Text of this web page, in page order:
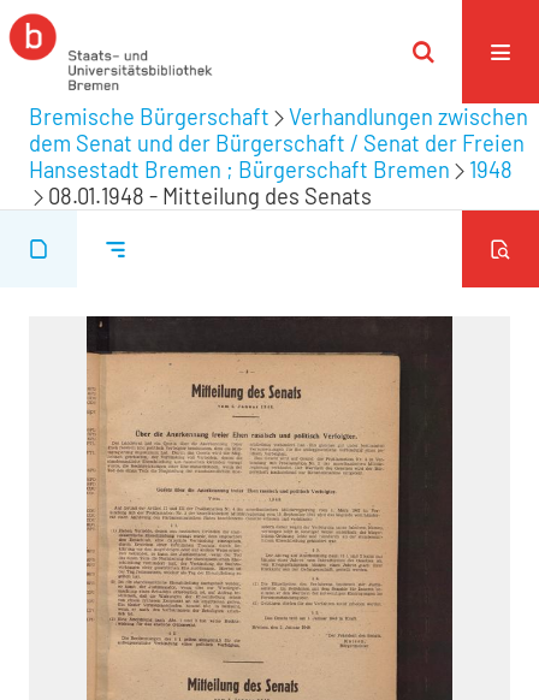
Bremische Bürgerschaft
Verhandlungen zwischen
dem Senat und der Bürgerschaft / Senat der Freien
Hansestadt Bremen ; Bürgerschaft Bremen
1948
08.01.1948 - Mitteilung des Senats